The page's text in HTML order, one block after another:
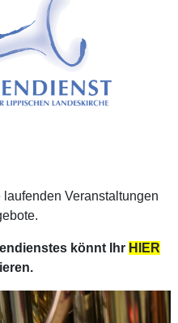
Veranstaltungen
könnt Ihr HIER
.